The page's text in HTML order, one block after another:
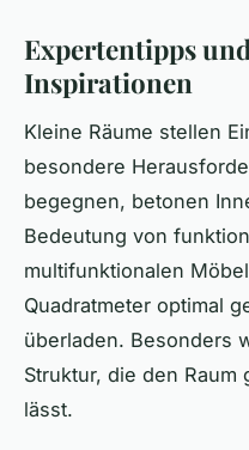
Expertentipps
Inspirationen
Kleine Räume stellen
besondere
begegnen, betonen
Bedeutung von
multifunktionalen
Quadratmeter optimal
überladen. Besonders
Struktur, die den
lässt.